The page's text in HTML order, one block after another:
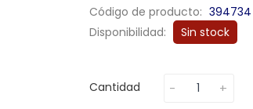
Código de producto: 394734
Disponibilidad:
Sin stock
Cantidad